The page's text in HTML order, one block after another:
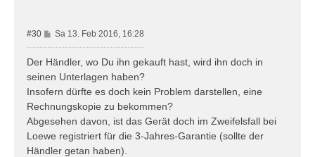
#30
B
e
i
a
g
Sa 13. Feb 2016, 16:28
Der Händler, wo Du ihn gekauft hast, wird ihn doch in
seinen Unterlagen haben?
Insofern dürfte es doch kein Problem darstellen, eine
Rechnungskopie zu bekommen?
Abgesehen davon, ist das Gerät doch im Zweifelsfall bei
Loewe registriert für die 3-Jahres-Garantie (sollte der
Händler getan haben).